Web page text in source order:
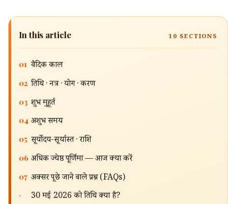
🔍
In this article 10 SECTIONS
01 वैदिक काल
02 तिथि · नक्षत्र · योग · करण
03 शुभ मुहूर्त
04 अशुभ समय
05 सूर्योदय-सूर्यास्त · राशि
06 अधिक ज्येष्ठ पूर्णिमा — आज क्या करें
07 अक्सर पूछे जाने वाले प्रश्न (FAQs)
· 30 मई 2026 को तिथि क्या है?